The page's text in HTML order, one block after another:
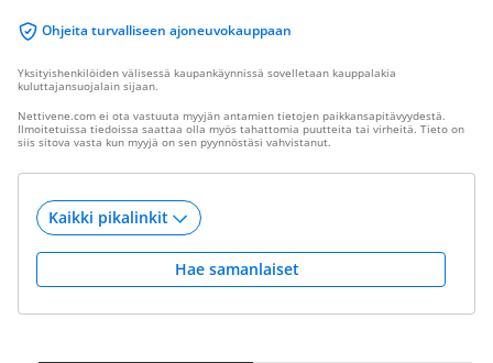
Ohjeita turvalliseen ajoneuvokauppaan
Yksityishenkilöiden välisessä kaupankäynnissä sovelletaan kauppalakia
kuluttajansuojalain sijaan.
Nettivene.com ei ota vastuuta myyjän antamien tietojen paikkansapitävyydestä.
Ilmoitetuissa tiedoissa saattaa olla myös tahattomia puutteita tai virheitä. Tieto on
siis sitova vasta kun myyjä on sen pyynnöstäsi vahvistanut.
Hae samanlaiset